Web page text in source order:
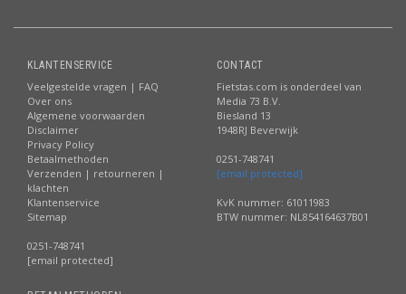
KLANTENSERVICE
Veelgestelde vragen | FAQ
Over ons
Algemene voorwaarden
Disclaimer
Privacy Policy
Betaalmethoden
Verzenden | retourneren |
klachten
Klantenservice
Sitemap
0251-748741
[email protected]
CONTACT
Fietstas.com is onderdeel van
Media 73 B.V.
Biesland 13
1948RJ Beverwijk
0251-748741
[email protected]
KvK nummer: 61011983
BTW nummer: NL854164637B01